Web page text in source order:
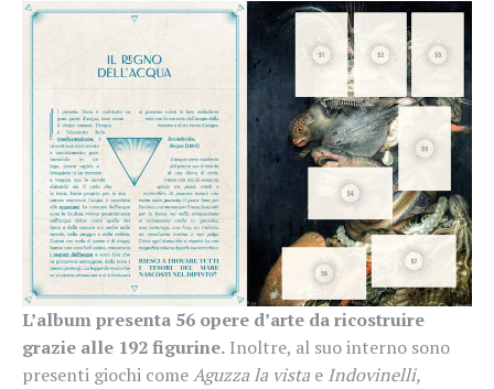
L’album presenta 56 opere d’arte da ricostruire
grazie alle 192 figurine. Inoltre, al suo interno sono
presenti giochi comeAguzza la vista e Indovinelli,